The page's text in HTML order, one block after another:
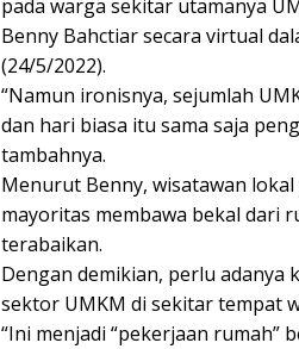
pada warga sekitar utamanya
Benny Bahctiar secara virtual
(24/5/2022).
“Namun ironisnya, sejumlah
dan hari biasa itu sama saja
tambahnya.
Menurut Benny, wisatawan
mayoritas membawa bekal dari
terabaikan.
Dengan demikian, perlu adanya
sektor UMKM di sekitar tempat
“Ini menjadi “pekerjaan rumah”